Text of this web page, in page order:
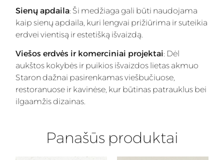
Sienų apdaila: Ši medžiaga gali būti naudojama
kaip sienų apdaila, kuri lengvai prižiūrima ir suteikia
erdvei vientisą ir estetišką išvaizdą.
Viešos erdvės ir komerciniai projektai: Dėl
aukštos kokybės ir puikios išvaizdos lietas akmuo
Staron dažnai pasirenkamas viešbučiuose,
restoranuose ir kavinėse, kur būtinas patrauklus bei
ilgaamžis dizainas.
Panašūs produktai